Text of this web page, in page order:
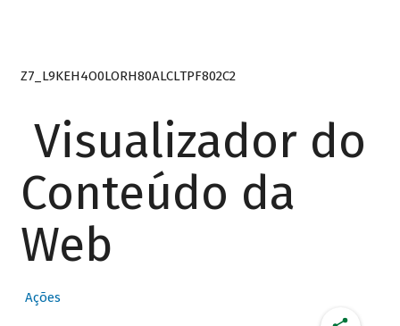
Z7_L9KEH4O0LORH80ALCLTPF802C2
Visualizador do
Conteúdo da
Web
Ações